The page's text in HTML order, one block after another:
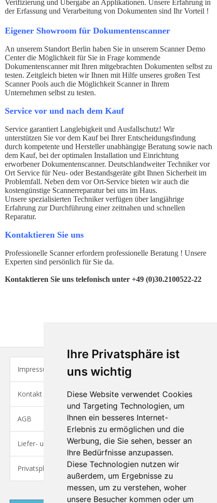
Ihre Privatsphäre ist
uns wichtig
Diese Website verwendet Cookies
und Targeting Technologien, um
Ihnen ein besseres Internet-
Erlebnis zu ermöglichen und die
Werbung, die Sie sehen, besser an
Ihre Bedürfnisse anzupassen.
Diese Technologien nutzen wir
außerdem, um Ergebnisse zu
messen, um zu verstehen, woher
unsere Besucher kommen oder um
Verifizierung und Übergabe an Applikationen. Unsere Erfahrung in
der Erfassung und Verarbeitung von Dokumenten sind Ihr Vorteil !
Eigener Showroom für Dokumentenscanner
An unserem Standort Berlin haben Sie in unserem Scanner Demo
Center die Möglichkeit für Sie in Frage kommende
Dokumentenscanner mit Ihren mitgebrachten Dokumenten selbst zu
testen. Zeitgleich bieten wir Ihnen mit Hilfe unseres großen Test
Scanner Pools auch die Möglichkeit Scanner in Ihrem
Unternehmen selbst zu testen.
Service vor und nach dem Kauf
Service garantiert Langlebigkeit und Ausfallschutz! Wir
unterstützen Sie vor dem Kauf bei Ihrer Entscheidungsfindung
durch kompetente und Hersteller unabhängige Beratung sowie nach
dem Kauf, bei der optimalen Installation und Einrichtung
erworbener Dokumentenscanner. Deutschlandweiter Techniker vor
Ort Service für Neu- oder Bestandsgeräte gibt Ihnen Sicherheit im
Problemfall. Neben dem vor Ort-Service bieten wir auch die
kostengünstige Scannerreparatur bei uns im Haus.
Unsere spezialisierten Techniker verfügen über langjährige
Erfahrung zur Durchführung einer zeitnahen und schnellen
Reparatur.
Kontaktieren Sie uns
Professionelle Scanner erfordern professionelle Beratung ! Unsere
Experten sind persönlich für Sie da.
Kontaktieren Sie uns telefonisch unter +49 (0)30.2100522-22
Impressum
Kontakt
AGB
Liefer- und Versandkosten
Privatsphäre und Datenschutz